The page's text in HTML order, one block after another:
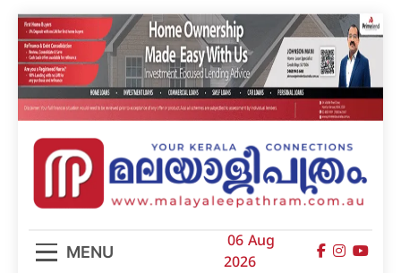
Skip
to
content
മലയാളിപത്രം
MENU
06 Aug
2026